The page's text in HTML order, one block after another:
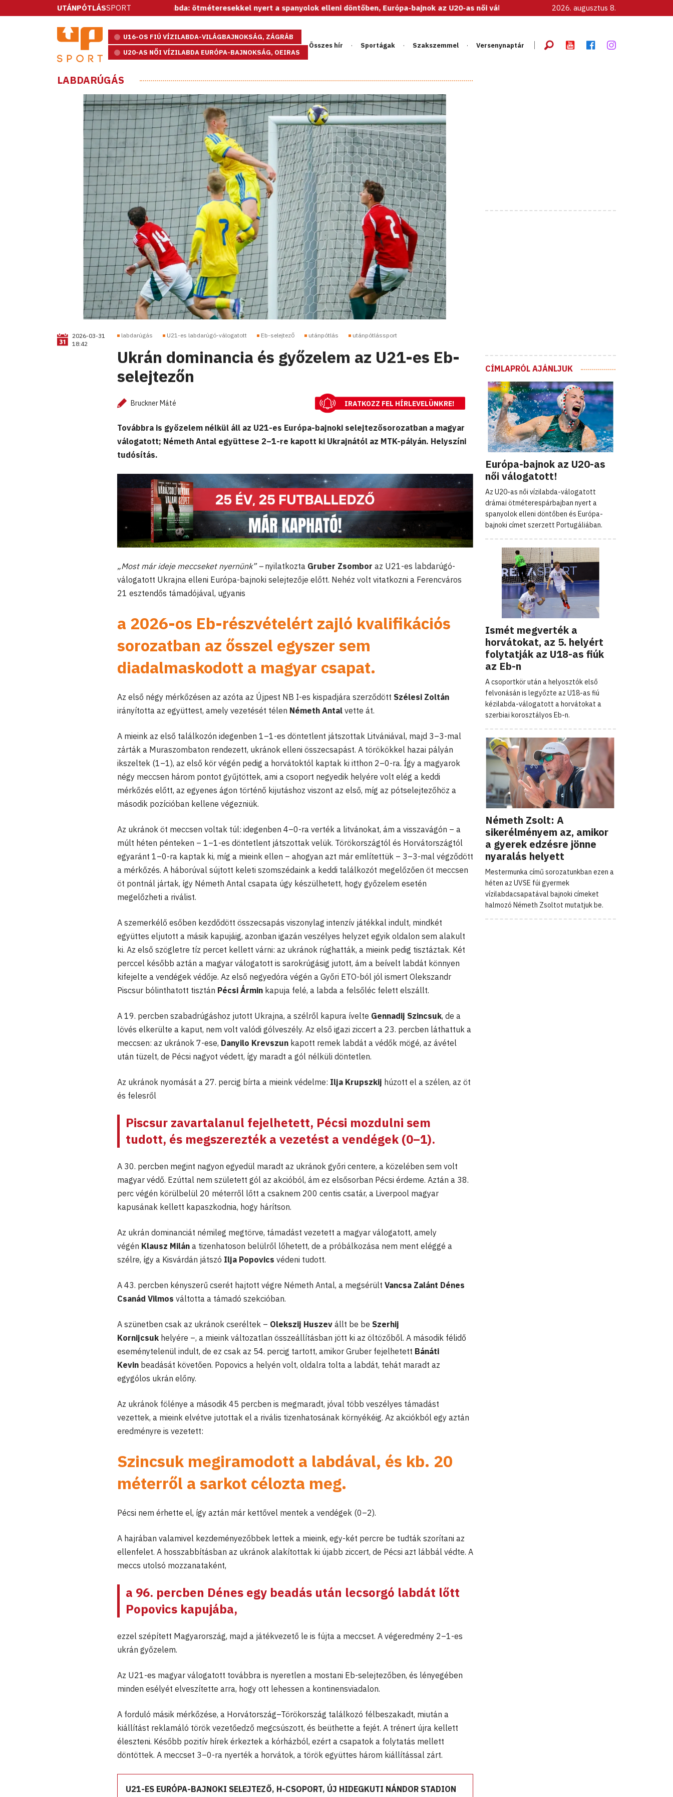
UTÁNPÓTLÁSSPORT
Vízilabda: ötméteresekkel nyert a spanyolok elleni döntőben, Európa-bajnok az U20-as női válogatott! 2026. augusztus 8.
U16-OS FIÚ VÍZILABDA-VILÁGBAJNOKSÁG, ZÁGRÁB
U20-AS NŐI VÍZILABDA EURÓPA-BAJNOKSÁG, OEIRAS
Összes hír Sportágak Szakszemmel Versenynaptár
LABDARÚGÁS
2026-03-31
18:42
labdarúgás U21-es labdarúgó-válogatott Eb-selejtező utánpótlás utánpótlássport
Ukrán dominancia és győzelem az U21-es Eb-
selejtezőn
Bruckner Máté IRATKOZZ FEL HÍRLEVELÜNKRE!
Továbbra is győzelem nélkül áll az U21-es Európa-bajnoki selejtezősorozatban a magyar
válogatott; Németh Antal együttese 2–1-re kapott ki Ukrajnától az MTK-pályán. Helyszíni
tudósítás.
„Most már ideje meccseket nyernünk” – nyilatkozta Gruber Zsombor az U21-es labdarúgó-
válogatott Ukrajna elleni Európa-bajnoki selejtezője előtt. Nehéz volt vitatkozni a Ferencváros
21 esztendős támadójával, ugyanis
a 2026-os Eb-részvételért zajló kvalifikációs
sorozatban az ősszel egyszer sem
diadalmaskodott a magyar csapat.
Az első négy mérkőzésen az azóta az Újpest NB I-es kispadjára szerződött Szélesi Zoltán
irányította az együttest, amely vezetését télen Németh Antal vette át.
A mieink az első találkozón idegenben 1–1-es döntetlent játszottak Litvániával, majd 3–3-mal
zárták a Muraszombaton rendezett, ukránok elleni összecsapást. A törökökkel hazai pályán
ikszeltek (1–1), az első kör végén pedig a horvátoktól kaptak ki itthon 2–0-ra. Így a magyarok
négy meccsen három pontot gyűjtöttek, ami a csoport negyedik helyére volt elég a keddi
mérkőzés előtt, az egyenes ágon történő kijutáshoz viszont az első, míg az pótselejtezőhöz a
második pozícióban kellene végezniük.
Az ukránok öt meccsen voltak túl: idegenben 4–0-ra verték a litvánokat, ám a visszavágón – a
múlt héten pénteken – 1–1-es döntetlent játszottak velük. Törökországtól és Horvátországtól
egyaránt 1–0-ra kaptak ki, míg a mieink ellen – ahogyan azt már említettük – 3–3-mal végződött
a mérkőzés. A háborúval sújtott keleti szomszédaink a keddi találkozót megelőzően öt meccsen
öt pontnál jártak, így Németh Antal csapata úgy készülhetett, hogy győzelem esetén
megelőzheti a riválist.
A szemerkélő esőben kezdődött összecsapás viszonylag intenzív játékkal indult, mindkét
együttes eljutott a másik kapujáig, azonban igazán veszélyes helyzet egyik oldalon sem alakult
ki. Az első szögletre tíz percet kellett várni: az ukránok rúghatták, a mieink pedig tisztáztak. Két
perccel később aztán a magyar válogatott is sarokrúgásig jutott, ám a beívelt labdát könnyen
kifejelte a vendégek védője. Az első negyedóra végén a Győri ETO-ból jól ismert Olekszandr
Piscsur bólinthatott tisztán Pécsi Ármin kapuja felé, a labda a felsőléc felett elszállt.
A 19. percben szabadrúgáshoz jutott Ukrajna, a szélről kapura ívelte Gennadij Szincsuk, de a
lövés elkerülte a kaput, nem volt valódi gólveszély. Az első igazi ziccert a 23. percben láthattuk a
meccsen: az ukránok 7-ese, Danyilo Krevszun kapott remek labdát a védők mögé, az ávétel
után tüzelt, de Pécsi nagyot védett, így maradt a gól nélküli döntetlen.
Az ukránok nyomását a 27. percig bírta a mieink védelme: Ilja Krupszkij húzott el a szélen, az öt
és felesről
Piscsur zavartalanul fejelhetett, Pécsi mozdulni sem
tudott, és megszerezték a vezetést a vendégek (0–1).
A 30. percben megint nagyon egyedül maradt az ukránok győri centere, a közelében sem volt
magyar védő. Ezúttal nem született gól az akcióból, ám ez elsősorban Pécsi érdeme. Aztán a 38.
perc végén körülbelül 20 méterről lőtt a csaknem 200 centis csatár, a Liverpool magyar
kapusának kellett kapaszkodnia, hogy hárítson.
Az ukrán dominanciát némileg megtörve, támadást vezetett a magyar válogatott, amely
végén Klausz Milán a tizenhatoson belülről lőhetett, de a próbálkozása nem ment eléggé a
szélre, így a Kisvárdán játszó Ilja Popovics védeni tudott.
A 43. percben kényszerű cserét hajtott végre Németh Antal, a megsérült Vancsa Zalánt Dénes
Csanád Vilmos váltotta a támadó szekcióban.
A szünetben csak az ukránok cseréltek – Olekszij Huszev állt be be Szerhij
Kornijcsuk helyére –, a mieink változatlan összeállításban jött ki az öltözőből. A második félidő
eseménytelenül indult, de ez csak az 54. percig tartott, amikor Gruber fejelhetett Bánáti
Kevin beadását követően. Popovics a helyén volt, oldalra tolta a labdát, tehát maradt az
egygólos ukrán előny.
Az ukránok fölénye a második 45 percben is megmaradt, jóval több veszélyes támadást
vezettek, a mieink elvétve jutottak el a rivális tizenhatosának környékéig. Az akciókból egy aztán
eredményre is vezetett:
Szincsuk megiramodott a labdával, és kb. 20
méterről a sarkot célozta meg.
Pécsi nem érhette el, így aztán már kettővel mentek a vendégek (0–2).
A hajrában valamivel kezdeményezőbbek lettek a mieink, egy-két percre be tudták szorítani az
ellenfelet. A hosszabbításban az ukránok alakítottak ki újabb ziccert, de Pécsi azt lábbál védte. A
meccs utolsó mozzanataként,
a 96. percben Dénes egy beadás után lecsorgó labdát lőtt
Popovics kapujába,
ezzel szépített Magyarország, majd a játékvezető le is fújta a meccset. A végeredmény 2–1-es
ukrán győzelem.
Az U21-es magyar válogatott továbbra is nyeretlen a mostani Eb-selejtezőben, és lényegében
minden esélyét elveszítette arra, hogy ott lehessen a kontinensviadalon.
A forduló másik mérkőzése, a Horvátország–Törökország találkozó félbeszakadt, miután a
kiállítást reklamáló török vezetőedző megcsúszott, és beüthette a fejét. A trénert újra kellett
éleszteni. Később pozitív hírek érkeztek a kórházból, ezért a csapatok a folytatás mellett
döntöttek. A meccset 3–0-ra nyerték a horvátok, a török együttes három kiállítással zárt.
U21-ES EURÓPA-BAJNOKI SELEJTEZŐ, H-CSOPORT, ÚJ HIDEGKUTI NÁNDOR STADION
CÍMLAPRÓL AJÁNLJUK
Európa-bajnok az U20-as
női válogatott!
Az U20-as női vízilabda-válogatott
drámai ötméterespárbajban nyert a
spanyolok elleni döntőben és Európa-
bajnoki címet szerzett Portugáliában.
Ismét megverték a
horvátokat, az 5. helyért
folytatják az U18-as fiúk
az Eb-n
A csoportkör után a helyosztók első
felvonásán is legyőzte az U18-as fiú
kézilabda-válogatott a horvátokat a
szerbiai korosztályos Eb-n.
Németh Zsolt: A
sikerélményem az, amikor
a gyerek edzésre jönne
nyaralás helyett
Mestermunka című sorozatunkban ezen a
héten az UVSE fúi gyermek
vízilabdacsapatával bajnoki címeket
halmozó Németh Zsoltot mutatjuk be.